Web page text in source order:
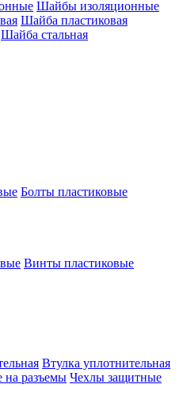
Шайбы изоляционные
Шайба пластиковая
Шайба стальная
Болты пластиковые
Винты пластиковые
Втулка уплотнительная
Чехлы защитные